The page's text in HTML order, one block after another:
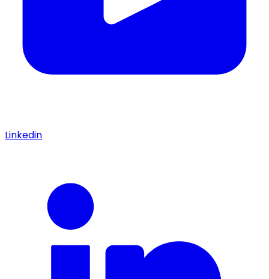
Linkedin